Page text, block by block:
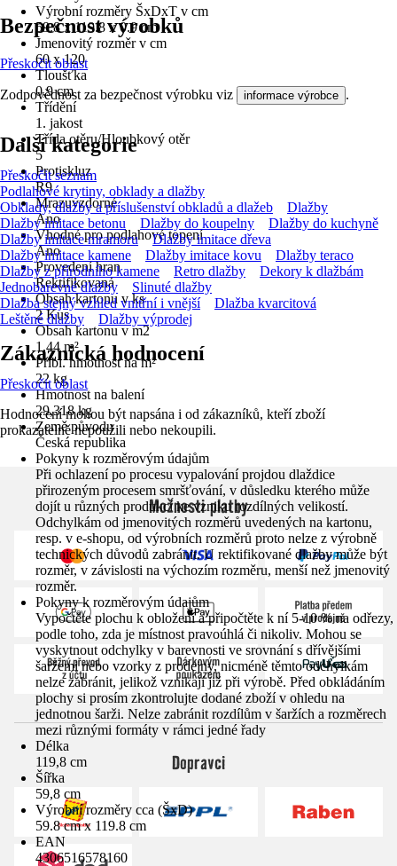
Výrobní rozměry ŠxDxT v cm
59.8 x 119.8 x 0.9 cm
Jmenovitý rozměr v cm
60 x 120
Tloušťka
0,9 cm
Třídění
1. jakost
Třída otěru/Hloubkový otěr
5
Protiskluz
R9
Mrazuvzdorné
Ano
Vhodné pro podlahové topení
Ano
Provedení hran
Rektifikovaná
Obsah kartonu v ks
2 Kus
Obsah kartonu v m2
1,44 m²
Přibl. hmotnost na m²
22 kg
Hmotnost na balení
29,318 kg
Země původu
Česká republika
Pokyny k rozměrovým údajům
Při ochlazení po procesu vypalování projdou dlaždice
přirozeným procesem smršťování, v důsledku kterého může
dojít u různých produkcí ke vzniku rozdílných velikostí.
Odchylkám od jmenovitých rozměrů uvedených na kartonu,
resp. v e-shopu, od výrobních rozměrů proto nelze z výrobně
technických důvodů zabránit. U rektifikované dlažby může být
rozměr, v závislosti na výchozím rozměru, menší než jmenovitý
rozměr.
Pokyny k rozměrovým údajům
Vypočtěte plochu k obložení a připočtěte k ní 5-10 % na odřezy,
podle toho, zda je místnost pravoúhlá či nikoliv. Mohou se
vyskytnout odchylky v barevnosti ve srovnání s dřívějšími
šaržemi nebo vzorky z prodejny, nicméně těmto odchylkám
nelze zabránit, jelikož vznikají již při výrobě. Před obkládáním
plochy si prosím zkontrolujte dodané zboží v ohledu na
jednotnou šarži. Nelze zabránit rozdílům v šaržích a rozměrech
mezi různými formáty v rámci jedné řady
Délka
119,8 cm
Šířka
59,8 cm
Výrobní rozměry cca (ŠxD)
59.8 cm x 119.8 cm
EAN
4306516578160
Bezpečnost výrobků
Přeskočit oblast
Zodpovědnost za bezpečnost výrobku viz informace výrobce .
Další kategorie
Přeskočit seznam
Podlahové krytiny, obklady a dlažby
Obklady, dlažby a příslušenství obkladů a dlažeb
Dlažby
Dlažby imitace betonu
Dlažby do koupelny
Dlažby do kuchyně
Dlažby imitace mramoru
Dlažby imitace dřeva
Dlažby imitace kamene
Dlažby imitace kovu
Dlažby teraco
Dlažby z přírodního kamene
Retro dlažby
Dekory k dlažbám
Jednobarevné dlažby
Slinuté dlažby
Dlažba stejný vzhled vnitřní i vnější
Dlažba kvarcitová
Leštěné dlažby
Dlažby výprodej
Zákaznická hodnocení
Přeskočit oblast
Hodnocení mohou být napsána i od zákazníků, kteří zboží
prokazatelně nepoužili nebo nekoupili.
Možnosti platby
Dopravci